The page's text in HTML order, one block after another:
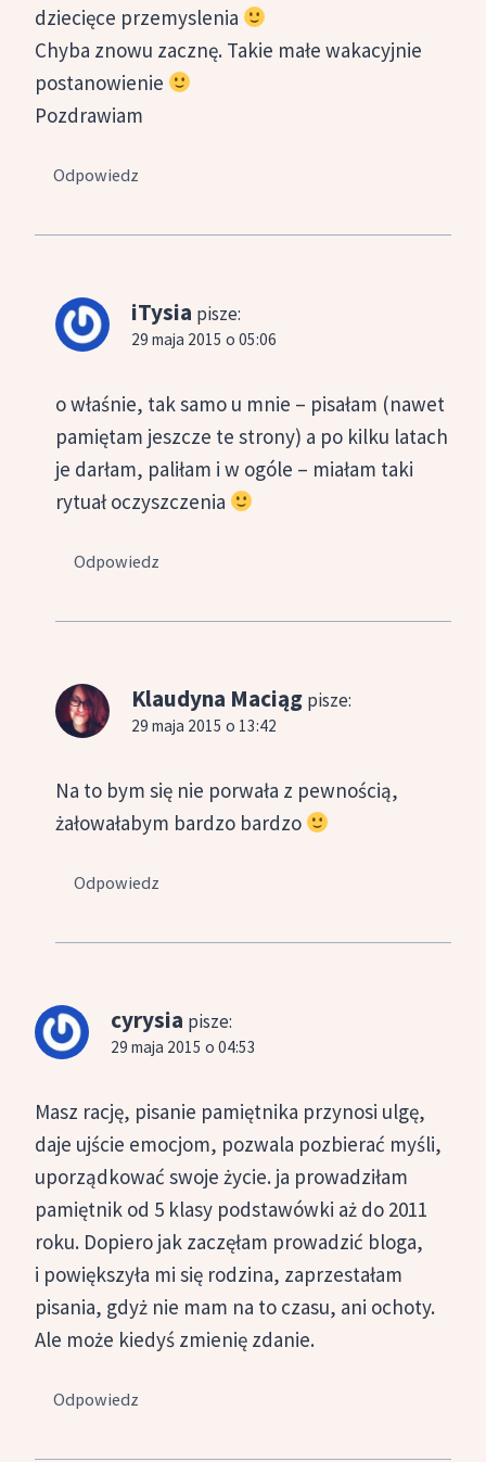
dziecięce przemyslenia
Chyba znowu zacznę. Takie małe wakacyjnie
postanowienie
Pozdrawiam
Odpowiedz
iTysia pisze:
29 maja 2015 o 05:06
o właśnie, tak samo u mnie – pisałam (nawet
pamiętam jeszcze te strony) a po kilku latach
je darłam, paliłam i w ogóle – miałam taki
rytuał oczyszczenia
Odpowiedz
Klaudyna Maciąg pisze:
29 maja 2015 o 13:42
Na to bym się nie porwała z pewnością,
żałowałabym bardzo bardzo
Odpowiedz
cyrysia pisze:
29 maja 2015 o 04:53
Masz rację, pisanie pamiętnika przynosi ulgę,
daje ujście emocjom, pozwala pozbierać myśli,
uporządkować swoje życie. ja prowadziłam
pamiętnik od 5 klasy podstawówki aż do 2011
roku. Dopiero jak zaczęłam prowadzić bloga,
i powiększyła mi się rodzina, zaprzestałam
pisania, gdyż nie mam na to czasu, ani ochoty.
Ale może kiedyś zmienię zdanie.
Odpowiedz